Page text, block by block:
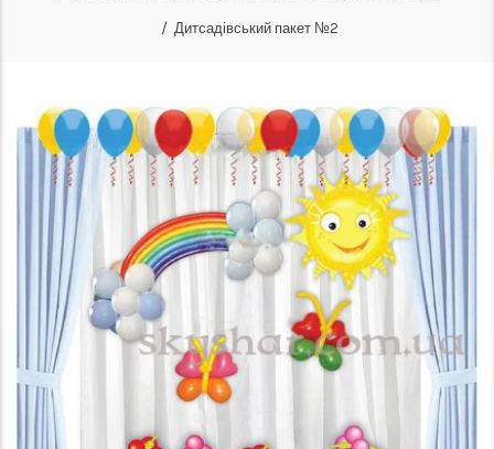
Дитсадівський пакет №2